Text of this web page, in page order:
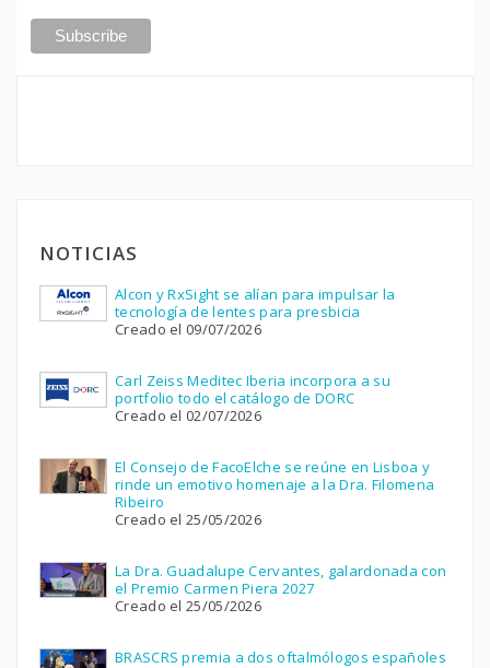
NOTICIAS
Alcon y RxSight se alían para impulsar la
tecnología de lentes para presbicia
Creado el 09/07/2026
Carl Zeiss Meditec Iberia incorpora a su
portfolio todo el catálogo de DORC
Creado el 02/07/2026
El Consejo de FacoElche se reúne en Lisboa y
rinde un emotivo homenaje a la Dra. Filomena
Ribeiro
Creado el 25/05/2026
La Dra. Guadalupe Cervantes, galardonada con
el Premio Carmen Piera 2027
Creado el 25/05/2026
BRASCRS premia a dos oftalmólogos españoles